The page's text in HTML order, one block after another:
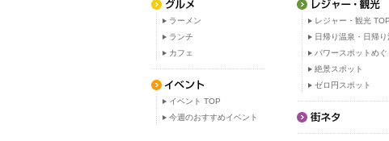
ラーメン
ランチ
カフェ
イベント TOP
今週のおすすめイベント
レジャー・観光 TOP
日帰り温泉・日帰り
パワースポットめぐ
絶景スポット
ゼロ円スポット